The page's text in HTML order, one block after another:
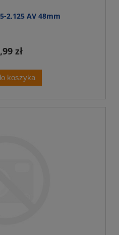
2,125 AV 48mm
zł
koszyka